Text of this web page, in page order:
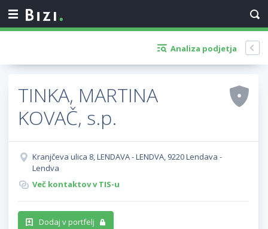
Analiza podjetja
TINKA, MARTINA
KOVAČ, s.p.
Kranjčeva ulica 8, LENDAVA - LENDVA, 9220 Lendava -
Lendva
Več kontaktov v TIS-u
Dodaj v portfelj